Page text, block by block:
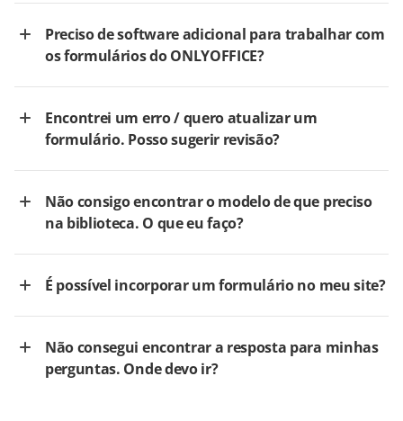
Preciso de software adicional para trabalhar com
os formulários do ONLYOFFICE?
Encontrei um erro / quero atualizar um
formulário. Posso sugerir revisão?
Não consigo encontrar o modelo de que preciso
na biblioteca. O que eu faço?
É possível incorporar um formulário no meu site?
Não consegui encontrar a resposta para minhas
perguntas. Onde devo ir?